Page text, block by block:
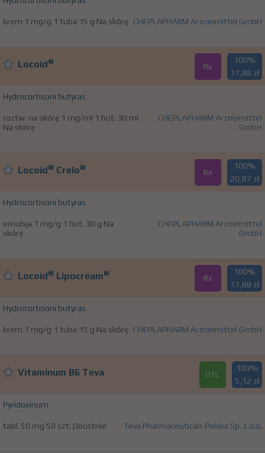
krem 1 mg/g 1 tuba 15 g Na skórę CHEPLAPHARM Arzneimittel GmbH
Locoid® Rx
100%
17,88 zł
Hydrocortisoni butyras
roztw. na skórę 1 mg/ml 1 but. 30 ml
Na skórę
CHEPLAPHARM Arzneimittel
GmbH
Locoid® Crelo® Rx
100%
20,87 zł
Hydrocortisoni butyras
emulsja 1 mg/g 1 but. 30 g Na
skórę
CHEPLAPHARM Arzneimittel
GmbH
Locoid® Lipocream® Rx
100%
17,88 zł
Hydrocortisoni butyras
krem 1 mg/g 1 tuba 15 g Na skórę CHEPLAPHARM Arzneimittel GmbH
Vitaminum B6 Teva OTC
100%
5,12 zł
Pyridoxinum
tabl. 50 mg 50 szt. Doustnie Teva Pharmaceuticals Polska Sp. z o.o.